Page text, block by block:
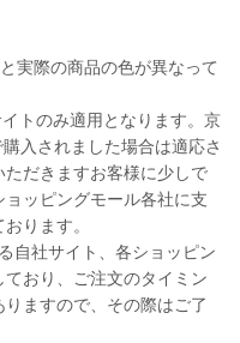
実際の商品の色が異なって
トのみ適用となります。京
入されました場合は適応さ
だきますお客様に少しで
ッピングモール各社に支
ります。
自社サイト、各ショッピン
おり、ご注文のタイミン
ますので、その際はご了